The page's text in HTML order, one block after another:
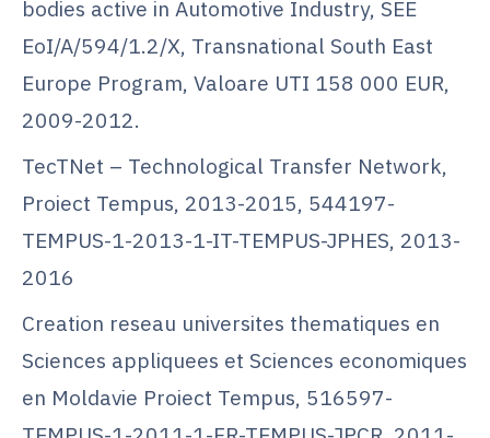
bodies active in Automotive Industry, SEE
EoI/A/594/1.2/X, Transnational South East
Europe Program, Valoare UTI 158 000 EUR,
2009-2012.
TecTNet – Technological Transfer Network,
Proiect Tempus, 2013-2015, 544197-
TEMPUS-1-2013-1-IT-TEMPUS-JPHES, 2013-
2016
Creation reseau universites thematiques en
Sciences appliquees et Sciences economiques
en Moldavie Proiect Tempus, 516597-